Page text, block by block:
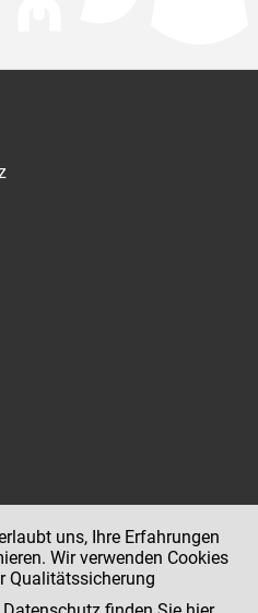
uns, Ihre Erfahrungen
Wir verwenden Cookies
Qualitätssicherung